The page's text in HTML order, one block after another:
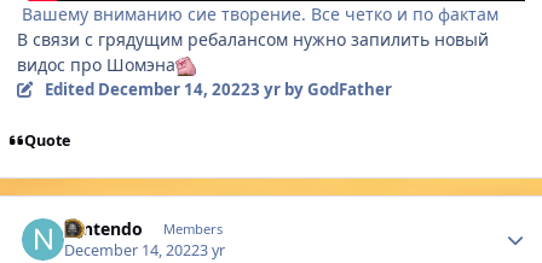
Вашему вниманию сие творение. Все четко и по фактам
В связи с грядущим ребалансом нужно запилить новый
видос про Шомэна
Edited December 14, 20223 yrby GodFather
Quote
Nintendo Members
December 14, 20223 yr